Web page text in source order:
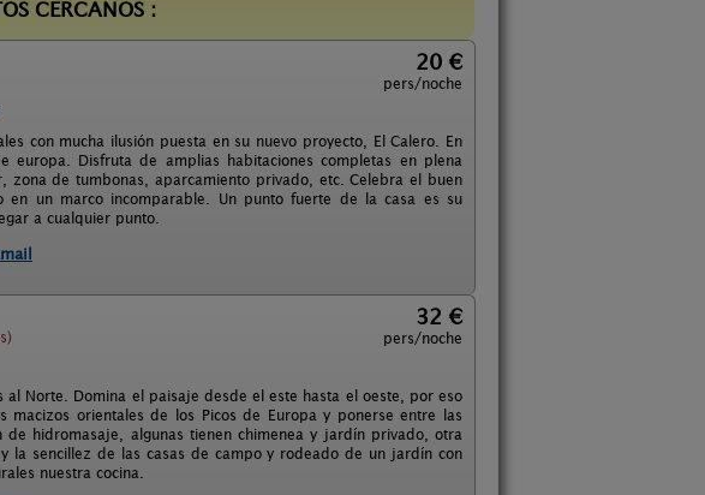
CERCANOS :
20 €
pers/noche
con mucha ilusión puesta en su nuevo proyecto, El Calero. En
Disfruta de amplias habitaciones completas en plena
de tumbonas, aparcamiento privado, etc. Celebra el buen
un marco incomparable. Un punto fuerte de la casa es su
a cualquier punto.
32 €
pers/noche
Norte. Domina el paisaje desde el este hasta el oeste, por eso
orientales de los Picos de Europa y ponerse entre las
hidromasaje, algunas tienen chimenea y jardín privado, otra
la sencillez de las casas de campo y rodeado de un jardín con
nuestra cocina.